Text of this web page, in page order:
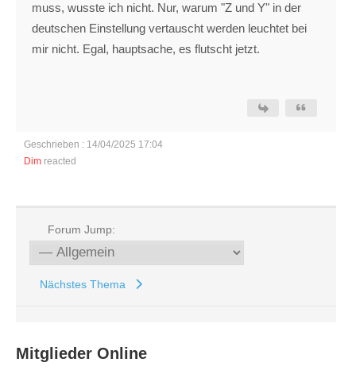
muss, wusste ich nicht. Nur, warum "Z und Y" in der
deutschen Einstellung vertauscht werden leuchtet bei
mir nicht. Egal, hauptsache, es flutscht jetzt.
Geschrieben : 14/04/2025 17:04
Dim reacted
Forum Jump:
Nächstes Thema
Mitglieder Online